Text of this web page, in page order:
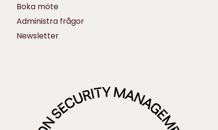
Boka möte
Administra frågor
Newsletter